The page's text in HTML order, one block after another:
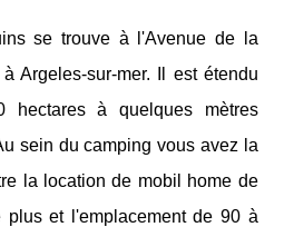
se trouve à l'Avenue de la
Argeles-sur-mer. Il est étendu
hectares à quelques mètres
sein du camping vous avez la
la location de mobil home de
plus et l'emplacement de 90 à